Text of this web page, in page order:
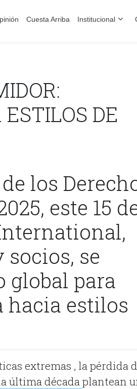
Cuesta Arriba Institucional
DE
los
este 15
se
global para
estilos
extremas , la pérdida
última décadaplantean